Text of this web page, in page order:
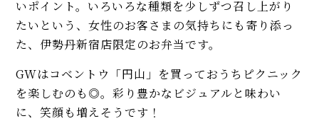
いポイント。いろいろな種類を少しずつ召し上がり
たいという、女性のお客さまの気持ちにも寄り添っ
た、伊勢丹新宿店限定のお弁当です。
GWはコベントウ「円山」を買っておうちピクニック
を楽しむのも◎。彩り豊かなビジュアルと味わい
に、笑顔も増えそうです！